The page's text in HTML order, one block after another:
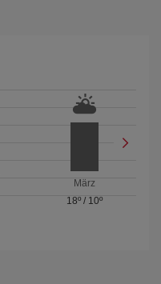
März
18º / 10º